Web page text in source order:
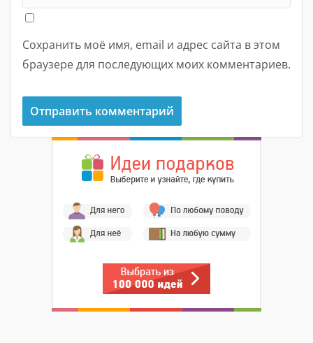
Сохранить моё имя, email и адрес сайта в этом
браузере для последующих моих комментариев.